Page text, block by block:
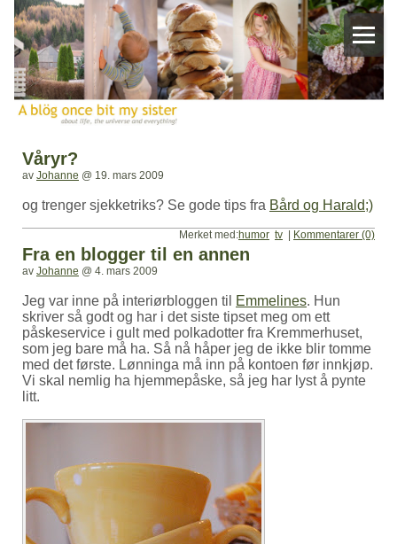
Våryr?
av Johanne @ 19. mars 2009
og trenger sjekketriks? Se gode tips fra Bård og Harald;)
Merket med:humor tv | Kommentarer (0)
Fra en blogger til en annen
av Johanne @ 4. mars 2009
Jeg var inne på interiørbloggen til Emmelines. Hun
skriver så godt og har i det siste tipset meg om ett
påskeservice i gult med polkadotter fra Kremmerhuset,
som jeg bare må ha. Så nå håper jeg de ikke blir tomme
med det første. Lønninga må inn på kontoen før innkjøp.
Vi skal nemlig ha hjemmepåske, så jeg har lyst å pynte
litt.